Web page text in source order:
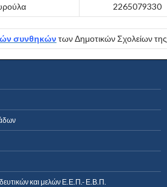
2265079330
συνθηκώντων Δημοτικών Σχολείων
και μελών Ε.Ε.Π.- Ε.Β.Π.